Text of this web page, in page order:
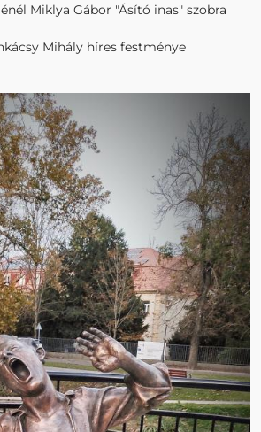
Miklya Gábor "Ásító inas" szobra
Mihály híres festménye